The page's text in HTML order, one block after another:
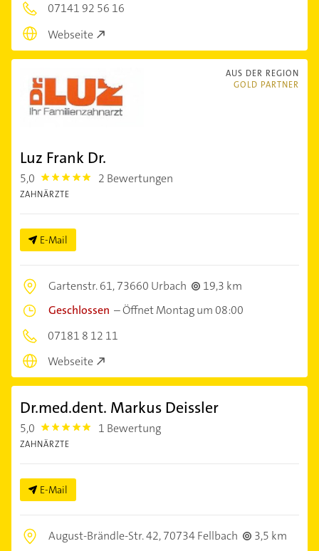
07141 92 56 16
Webseite
AUS DER REGION
GOLD PARTNER
Luz Frank Dr.
5,0 5.0 2 Bewertungen
ZAHNÄRZTE
E-Mail
Gartenstr. 61,73660 Urbach
19,3 km
Geschlossen –Öffnet Montag um 08:00
07181 8 12 11
Webseite
Dr.med.dent. Markus Deissler
5,0 5.0 1 Bewertung
ZAHNÄRZTE
E-Mail
August-Brändle-Str. 42,70734 Fellbach
3,5 km